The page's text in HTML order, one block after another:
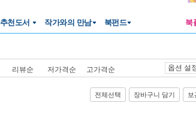
추천도서 작가와의 만남 북펀드 북
리뷰순 저가격순 고가격순 옵션 설
전체선택 장바구니 담기